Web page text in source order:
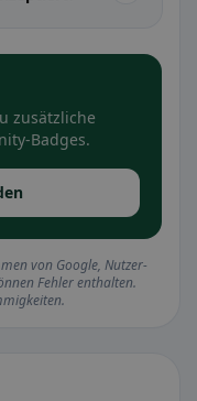
zusätzliche
Badges.
von Google, Nutzer-
Fehler enthalten.